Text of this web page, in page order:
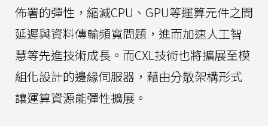
佈署的彈性，縮減CPU、GPU等運算元件之間
延遲與資料傳輸頻寬問題，進而加速人工智
慧等先進技術成長。而CXL技術也將擴展至模
組化設計的邊緣伺服器，藉由分散架構形式
讓運算資源能彈性擴展。